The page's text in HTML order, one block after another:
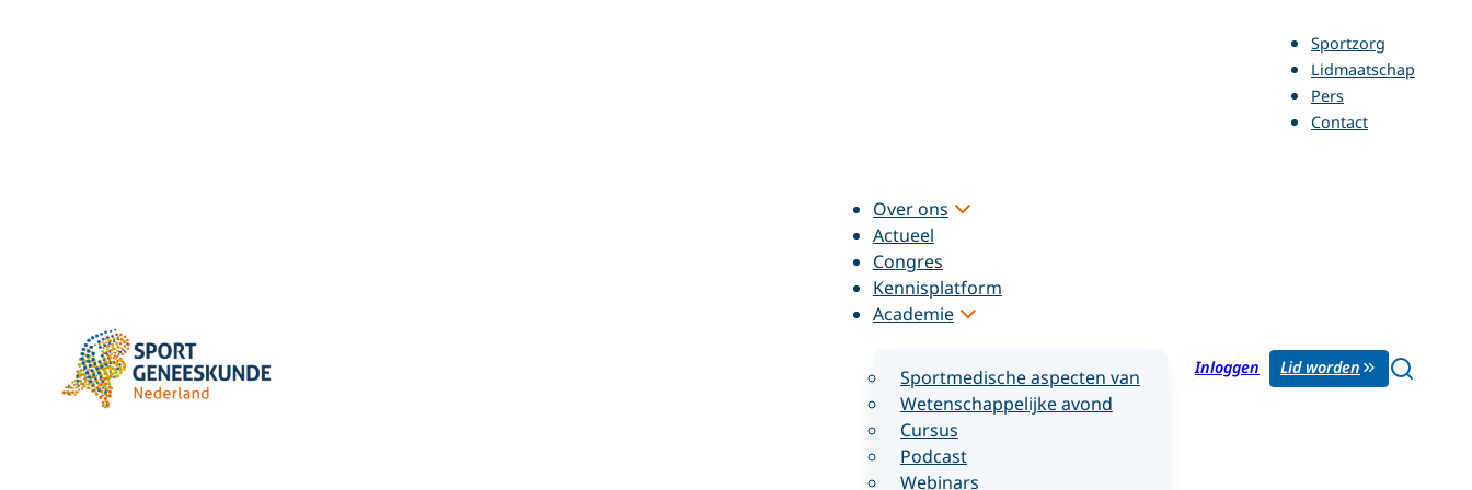
Sportzorg
Lidmaatschap
Pers
Contact
Over ons
Actueel
Congres
Kennisplatform
Academie
Sportmedische aspecten van
Wetenschappelijke avond
Cursus
Podcast
Webinars
Inloggen Lid worden